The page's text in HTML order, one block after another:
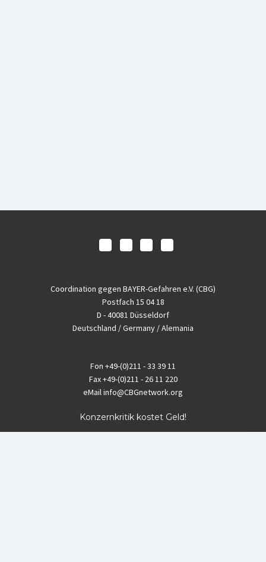
Coordination gegen BAYER-Gefahren e.V. (CBG)
Postfach 15 04 18
D - 40081 Düsseldorf
Deutschland / Germany / Alemania
Fon +49-(0)211 - 33 39 11
Fax+49-(0)211 - 26 11 220
eMailinfo@CBGnetwork.org
Konzernkritik kostet Geld!